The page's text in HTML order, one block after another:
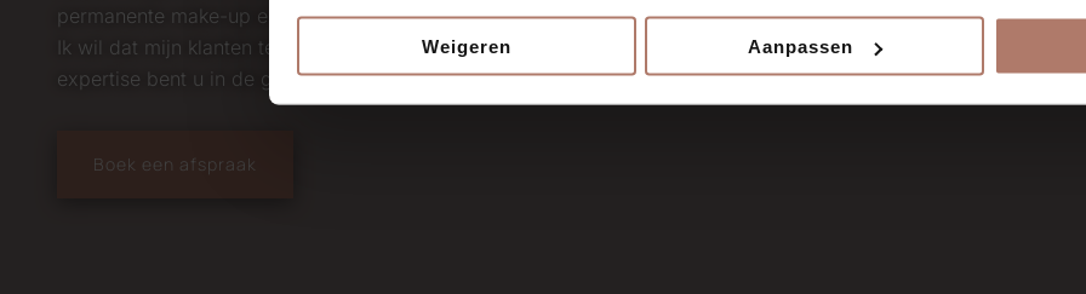
Weigeren Aanpassen
permanente make-up en medische cosmetica wil ik meer dan een goed resultaat.
Ik wil dat mijn klanten tevreden en blij naar huis gaan. Met mijn ervaring en
expertise bent u in de getrainde handen van een specialist, in een exclusief kader.
Boek een afspraak